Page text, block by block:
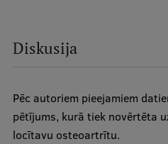
Diskusija
Pēc autoriem pieejamiem
pētījums, kurā tiek novērtēta
locītavu osteoartrītu.